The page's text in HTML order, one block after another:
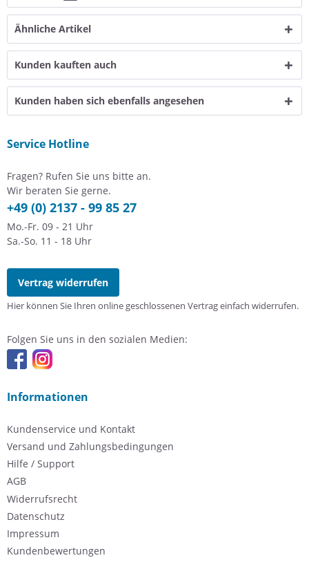
Ähnliche Artikel
Kunden kauften auch
Kunden haben sich ebenfalls angesehen
Service Hotline
Fragen? Rufen Sie uns bitte an.
Wir beraten Sie gerne.
+49 (0) 2137 - 99 85 27
Mo.-Fr. 09 - 21 Uhr
Sa.-So. 11 - 18 Uhr
Vertrag widerrufen
Hier können Sie Ihren online geschlossenen Vertrag einfach widerrufen.
Folgen Sie uns in den sozialen Medien:
Informationen
Kundenservice und Kontakt
Versand und Zahlungsbedingungen
Hilfe / Support
AGB
Widerrufsrecht
Datenschutz
Impressum
Kundenbewertungen